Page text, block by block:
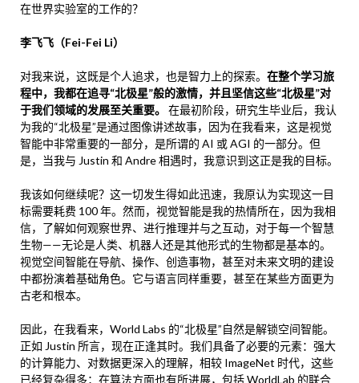
在世界实验室的工作的？
李飞飞（Fei-Fei Li）
对我来说，这既是个人追求，也是智力上的探索。 在整个学习旅
程中，我都在追寻“北极星”般的激情，并且坚信这些“北极星”对
于我们领域的发展至关重要。
在最初阶段，研究生毕业后，我认
为我的“北极星”是通过图像讲述故事，因为在我看来，这是视觉
智能中非常重要的一部分，是所谓的 AI 或 AGI 的一部分。但
是，当我与 Justin 和 Andre 相遇时，我意识到这正是我的目标。
我该如何继续呢？这一切发生得如此迅速，我原认为实现这一目
标需要耗费 100 年。然而，视觉智能是我的热情所在，因为我相
信，了解如何观察世界、进行推理并与之互动，对于每一个智慧
生物——无论是人类、机器人还是其他形式的生物都是基本的。
视觉空间智能在导航、操作、创造事物，甚至对未来文明的建设
中都扮演着基础角色。它与语言同样重要，甚至在某些方面更为
古老和根本。
因此，在我看来，World Labs 的“北极星”自然是解锁空间智能。
正如 Justin 所言，现在正逢其时。我们具备了必要的元素：强大
的计算能力、对数据更深入的理解，相较 ImageNet 时代，这些
已经复杂得多；在算法方面也有所进展，包括 WorldLab 的联合